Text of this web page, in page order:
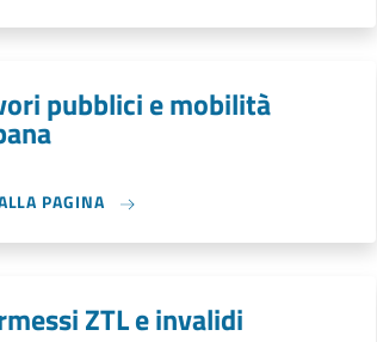
pubblici e mobilità
PAGINA
ZTL e invalidi